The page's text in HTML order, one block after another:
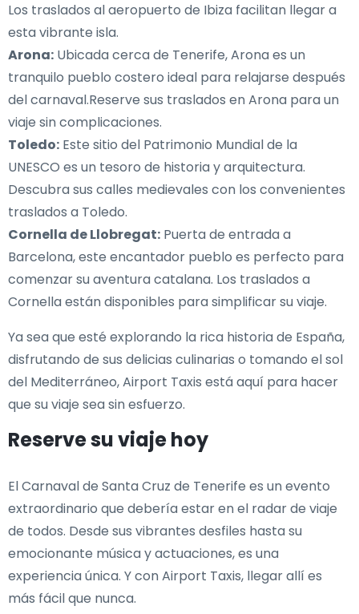
Los traslados al aeropuerto de Ibiza facilitan llegar a
esta vibrante isla.
Arona: Ubicada cerca de Tenerife, Arona es un
tranquilo pueblo costero ideal para relajarse después
del carnaval.Reserve sus traslados en Arona para un
viaje sin complicaciones.
Toledo: Este sitio del Patrimonio Mundial de la
UNESCO es un tesoro de historia y arquitectura.
Descubra sus calles medievales con los convenientes
traslados a Toledo.
Cornella de Llobregat: Puerta de entrada a
Barcelona, este encantador pueblo es perfecto para
comenzar su aventura catalana. Los traslados a
Cornella están disponibles para simplificar su viaje.
Ya sea que esté explorando la rica historia de España,
disfrutando de sus delicias culinarias o tomando el sol
del Mediterráneo, Airport Taxis está aquí para hacer
que su viaje sea sin esfuerzo.
Reserve su viaje hoy
El Carnaval de Santa Cruz de Tenerife es un evento
extraordinario que debería estar en el radar de viaje
de todos. Desde sus vibrantes desfiles hasta su
emocionante música y actuaciones, es una
experiencia única. Y con Airport Taxis, llegar allí es
más fácil que nunca.